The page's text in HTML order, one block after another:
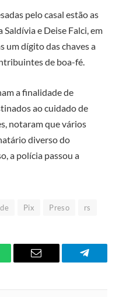
pelo casal estão as
e Deise Falci, em
um dígito das chaves a
de boa-fé.
a finalidade de
ao cuidado de
notaram que vários
diverso do
a polícia passou a
Pix Preso rs
E-